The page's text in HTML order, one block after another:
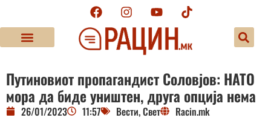
Путиновиот пропагандист Соловјов: НАТО
мора да биде уништен, друга опција нема
26/01/2023 11:57 Вести,Свет Racin.mk